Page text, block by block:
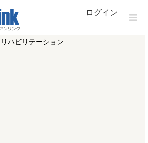
ログイン
リハビリテーション